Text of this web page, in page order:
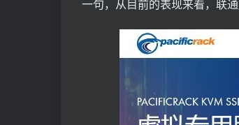
一句，从目前的表现来看，联